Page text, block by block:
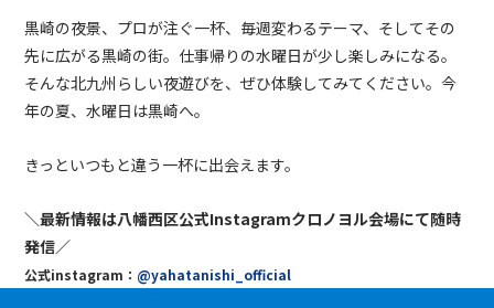
黒崎の夜景、プロが注ぐ一杯、毎週変わるテーマ、そしてその
先に広がる黒崎の街。仕事帰りの水曜日が少し楽しみになる。
そんな北九州らしい夜遊びを、ぜひ体験してみてください。今
年の夏、水曜日は黒崎へ。
きっといつもと違う一杯に出会えます。
＼最新情報は八幡西区公式Instagramクロノヨル会場にて随時
発信／
公式instagram： @yahatanishi_official